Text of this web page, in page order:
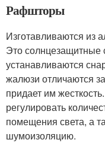
Рафшторы
Изготавливаются из
Это солнцезащитные
устанавливаются
жалюзи отличаются
придает им
регулировать
помещения света, а
шумоизоляцию.